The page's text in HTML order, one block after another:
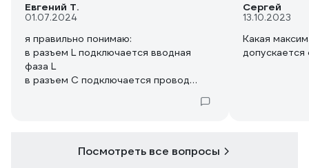
Евгений Т.
01.07.2024
я правильно понимаю:
в разъем L подключается вводная
фаза L
в разъем С подключается провод
в разъем N нужно вставить 2 провода:
Сергей
13.10.2023
Какая
допускается
Посмотреть все вопросы